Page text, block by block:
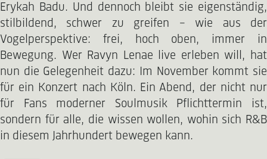
Erykah Badu. Und dennoch bleibt sie eigenständig,
stilbildend, schwer zu greifen – wie aus der
Vogelperspektive: frei, hoch oben, immer in
Bewegung. Wer Ravyn Lenae live erleben will, hat
nun die Gelegenheit dazu: Im November kommt sie
für ein Konzert nach Köln. Ein Abend, der nicht nur
für Fans moderner Soulmusik Pflichttermin ist,
sondern für alle, die wissen wollen, wohin sich R&B
in diesem Jahrhundert bewegen kann.